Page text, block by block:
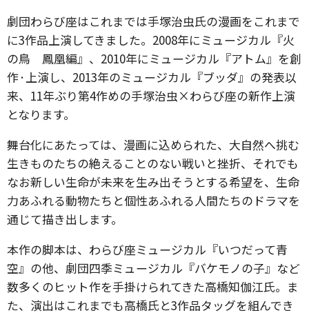
劇団わらび座はこれまでは手塚治虫氏の漫画をこれまで
に3作品上演してきました。2008年にミュージカル『火
の鳥 鳳凰編』、2010年にミュージカル『アトム』を創
作·上演し、2013年のミュージカル『ブッダ』の発表以
来、11年ぶり第4作めの手塚治虫×わらび座の新作上演
となります。
舞台化にあたっては、漫画に込められた、大自然へ挑む
生きものたちの絶えることのない戦いと挫折、それでも
なお新しい生命が未来を生み出そうとする希望を、生命
力あふれる動物たちと個性あふれる人間たちのドラマを
通じて描き出します。
本作の脚本は、わらび座ミュージカル『いつだって青
空』の他、劇団四季ミュージカル『バケモノの子』など
数多くのヒット作を手掛けられてきた高橋知伽江氏。ま
た、演出はこれまでも高橋氏と3作品タッグを組んでき